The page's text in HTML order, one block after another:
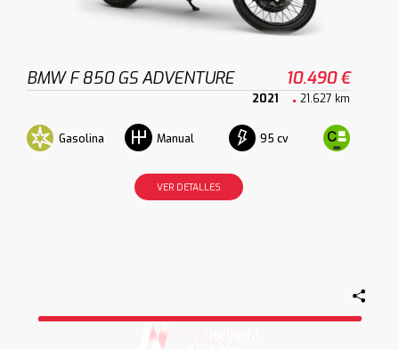
BMW F 850 GS ADVENTURE 10.490 €
2021 21.627 km
Gasolina Manual 95 cv
VER DETALLES